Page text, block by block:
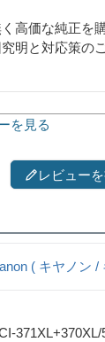
高価な純正を
明と対応策の
を見る
レビューを
( キヤノン /